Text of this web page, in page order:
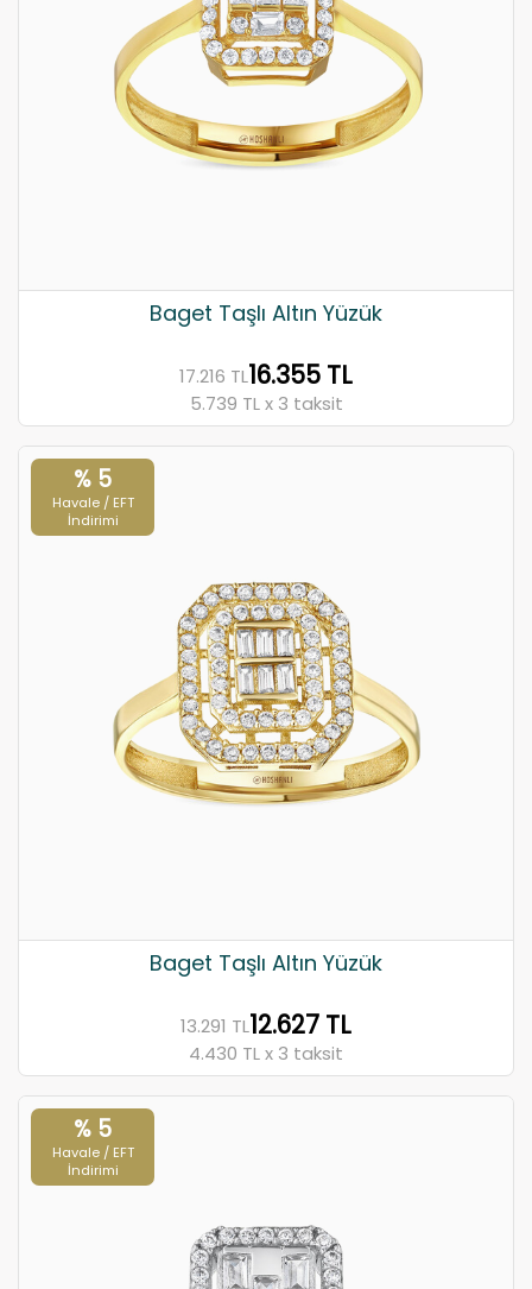
Baget Taşlı Altın Yüzük
17.216 TL16.355 TL
5.739 TL x 3 taksit
% 5
Havale / EFT
İndirimi
Baget Taşlı Altın Yüzük
13.291 TL12.627 TL
4.430 TL x 3 taksit
% 5
Havale / EFT
İndirimi